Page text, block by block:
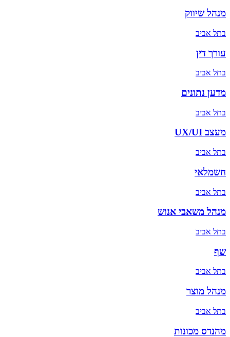
מנהל שיווק
בתל אביב
עורך דין
בתל אביב
מדען נתונים
בתל אביב
מעצב UX/UI
בתל אביב
חשמלאי
בתל אביב
מנהל משאבי אנוש
בתל אביב
שף
בתל אביב
מנהל מוצר
בתל אביב
מהנדס מכונות